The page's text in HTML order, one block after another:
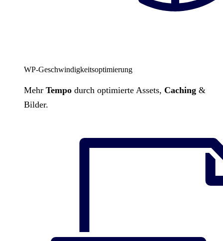
WP-Geschwindigkeitsoptimierung
Mehr Tempo durch optimierte Assets, Caching &
Bilder.